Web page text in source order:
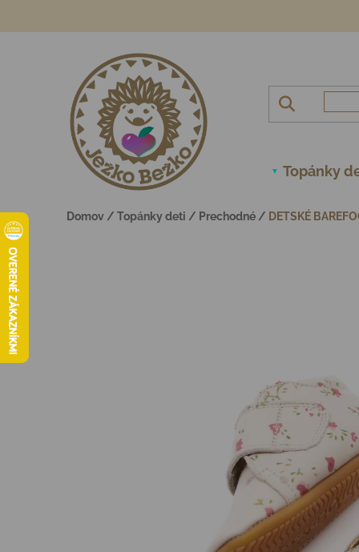
Topánky
Domov / Topánky deti / Prechodné / DETSKÉ